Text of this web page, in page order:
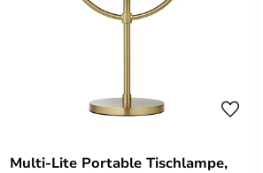
Multi-Lite Portable Tischlampe,